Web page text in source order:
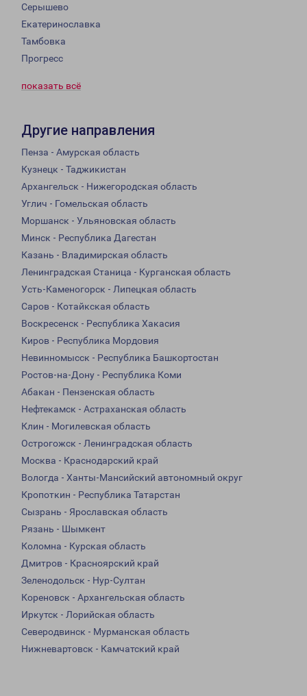
Серышево
Екатеринославка
Тамбовка
Прогресс
показать всё
Другие направления
Пенза - Амурская область
Кузнецк - Таджикистан
Архангельск - Нижегородская область
Углич - Гомельская область
Моршанск - Ульяновская область
Минск - Республика Дагестан
Казань - Владимирская область
Ленинградская Станица - Курганская область
Усть-Каменогорск - Липецкая область
Саров - Котайкская область
Воскресенск - Республика Хакасия
Киров - Республика Мордовия
Невинномысск - Республика Башкортостан
Ростов-на-Дону - Республика Коми
Абакан - Пензенская область
Нефтекамск - Астраханская область
Клин - Могилевская область
Острогожск - Ленинградская область
Москва - Краснодарский край
Вологда - Ханты-Мансийский автономный округ
Кропоткин - Республика Татарстан
Сызрань - Ярославская область
Рязань - Шымкент
Коломна - Курская область
Дмитров - Красноярский край
Зеленодольск - Нур-Султан
Кореновск - Архангельская область
Иркутск - Лорийская область
Северодвинск - Мурманская область
Нижневартовск - Камчатский край